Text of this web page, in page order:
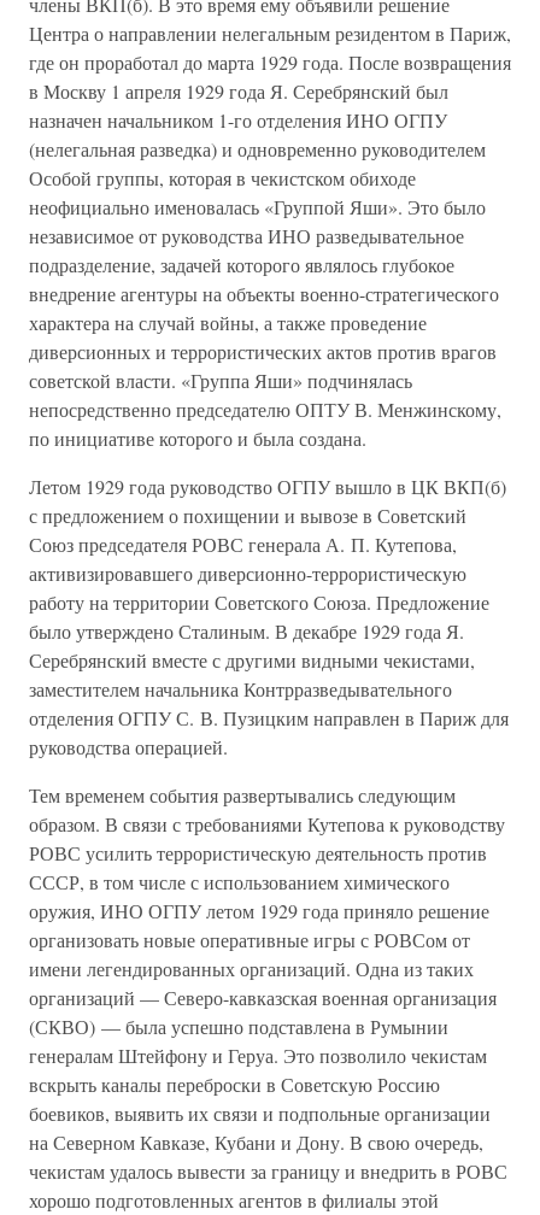
Центра о направлении нелегальным резидентом в Париж,
где он проработал до марта 1929 года. После возвращения
в Москву 1 апреля 1929 года Я. Серебрянский был
назначен начальником 1-го отделения ИНО ОГПУ
(нелегальная разведка) и одновременно руководителем
Особой группы, которая в чекистском обиходе
неофициально именовалась «Группой Яши». Это было
независимое от руководства ИНО разведывательное
подразделение, задачей которого являлось глубокое
внедрение агентуры на объекты военно-стратегического
характера на случай войны, а также проведение
диверсионных и террористических актов против врагов
советской власти. «Группа Яши» подчинялась
непосредственно председателю ОПТУ В. Менжинскому,
по инициативе которого и была создана.
Летом 1929 года руководство ОГПУ вышло в ЦК ВКП(б)
с предложением о похищении и вывозе в Советский
Союз председателя РОВС генерала А. П. Кутепова,
активизировавшего диверсионно-террористическую
работу на территории Советского Союза. Предложение
было утверждено Сталиным. В декабре 1929 года Я.
Серебрянский вместе с другими видными чекистами,
заместителем начальника Контрразведывательного
отделения ОГПУ С. В. Пузицким направлен в Париж для
руководства операцией.
Тем временем события развертывались следующим
образом. В связи с требованиями Кутепова к руководству
РОВС усилить террористическую деятельность против
СССР, в том числе с использованием химического
оружия, ИНО ОГПУ летом 1929 года приняло решение
организовать новые оперативные игры с РОВСом от
имени легендированных организаций. Одна из таких
организаций — Северо-кавказская военная организация
(СКВО) — была успешно подставлена в Румынии
генералам Штейфону и Геруа. Это позволило чекистам
вскрыть каналы переброски в Советскую Россию
боевиков, выявить их связи и подпольные организации
на Северном Кавказе, Кубани и Дону. В свою очередь,
чекистам удалось вывести за границу и внедрить в РОВС
хорошо подготовленных агентов в филиалы этой